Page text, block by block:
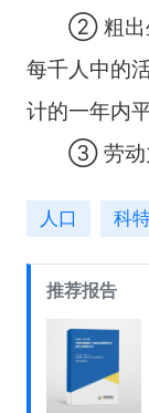
② 粗出生
每千人中的
计的一年内
③ 劳动力
人口 科
推荐报告